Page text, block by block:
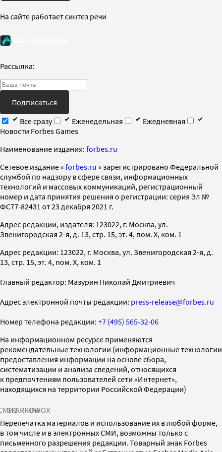
На сайте работает синтез речи
Рассылка:
Подписаться
Все сразу
Еженедельная
Ежедневная
Новости Forbes Games
Наименование издания: forbes.ru
Cетевое издание « forbes.ru » зарегистрировано Федеральной
службой по надзору в сфере связи, информационных
технологий и массовых коммуникаций, регистрационный
номер и дата принятия решения о регистрации: серия Эл №
ФС77-82431 от 23 декабря 2021 г.
Адрес редакции, издателя: 123022, г. Москва, ул.
Звенигородская 2-я, д. 13, стр. 15, эт. 4, пом. X, ком. 1
Адрес редакции: 123022, г. Москва, ул. Звенигородская 2-я, д.
13, стр. 15, эт. 4, пом. X, ком. 1
Главный редактор: Мазурин Николай Дмитриевич
Адрес электронной почты редакции: press-release@forbes.ru
Номер телефона редакции: +7 (495) 565-32-06
На информационном ресурсе применяются
рекомендательные технологии (информационные технологии
предоставления информации на основе сбора,
систематизации и анализа сведений, относящихся
к предпочтениям пользователей сети «Интернет»,
находящихся на территории Российской Федерации)
SPARROWINFOX
Перепечатка материалов и использование их в любой форме,
в том числе и в электронных СМИ, возможны только с
письменного разрешения редакции. Товарный знак Forbes